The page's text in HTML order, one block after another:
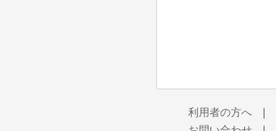
利用者の方へ |